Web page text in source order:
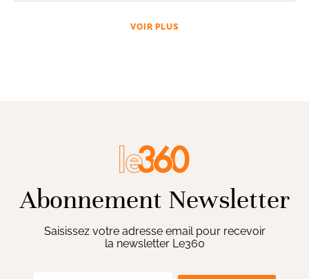
VOIR PLUS
Abonnement Newsletter
Saisissez votre adresse email pour recevoir
la newsletter Le360